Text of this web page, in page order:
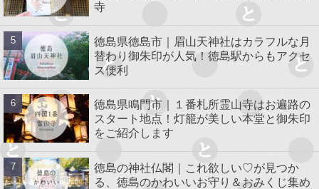
寺
徳島県徳島市｜眉山天神社はカラフルな月
替わり御朱印が人気！徳島駅からもアクセ
ス便利
徳島県鳴門市｜１番札所霊山寺はお遍路の
スタート地点！灯籠が美しい本堂と御朱印
をご紹介します
徳島の神社仏閣｜これ欲しい♡が見つか
る、徳島のかわいいお守り＆おみくじ集め